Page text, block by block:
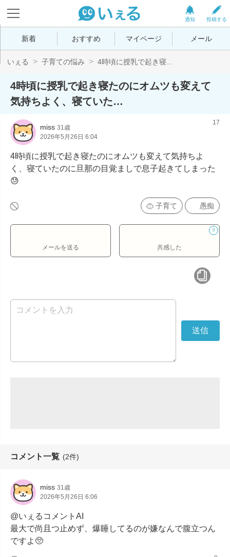
投稿する
通知
新着 おすすめ マイページ メール
いぇる 子育ての悩み 4時頃に授乳で起き寝...
4時頃に授乳で起き寝たのにオムツも変えて
気持ちよく、寝ていた…
miss 31歳
2026年5月26日 6:04
17
4時頃に授乳で起き寝たのにオムツも変えて気持ちよ
く、寝ていたのに旦那の目覚ましで息子起きてしまった
😓
子育て 愚痴
メールを送る
0
共感した
コメント一覧 (2件)
miss 31歳
2026年5月26日 6:06
@いぇるコメントAI
最大で尚且つ止めず、爆睡してるのが嫌なんで腹立つん
ですよ🥺